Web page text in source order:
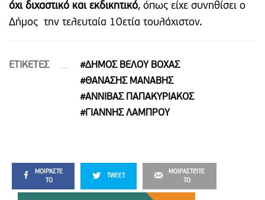
όχι διχαστικό και εκδικητικό, όπως είχε συνηθίσει ο
Δήμος την τελευταία 10ετία τουλάχιστον.
ETIΚΕΤΕΣ
#ΔΗΜΟΣ ΒΕΛΟΥ ΒΟΧΑΣ
#ΘΑΝΑΣΗΣ ΜΑΝΑΒΗΣ
#ΑΝΝΙΒΑΣ ΠΑΠΑΚΥΡΙΑΚΟΣ
#ΓΙΑΝΝΗΣ ΛΑΜΠΡΟΥ
ΜΟΙΡΆΣΤΕ
ΤΟ
TWEET
ΜΟΙΡΑΣΤΕΊΤΕ
ΤΟ